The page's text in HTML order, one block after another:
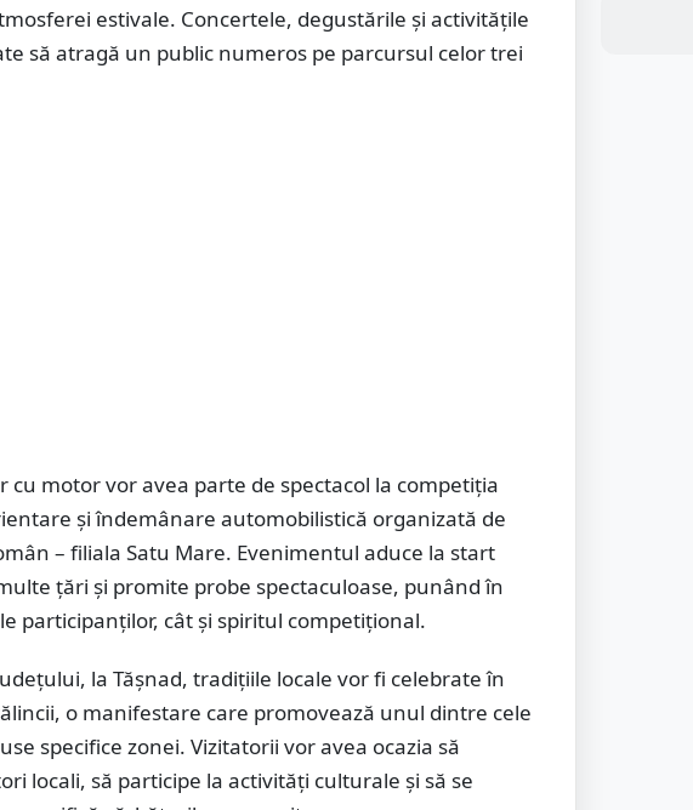
estivale. Concertele, degustările și activitățile
să atragă un public numeros pe parcursul celor trei
cu motor vor avea parte de spectacol la competiția
și îndemânare automobilistică organizată de
– filiala Satu Mare. Evenimentul aduce la start
țări și promite probe spectaculoase, punând în
participanților, cât și spiritul competițional.
la Tășnad, tradițiile locale vor fi celebrate în
o manifestare care promovează unul dintre cele
specifice zonei. Vizitatorii vor avea ocazia să
locali, să participe la activități culturale și să se